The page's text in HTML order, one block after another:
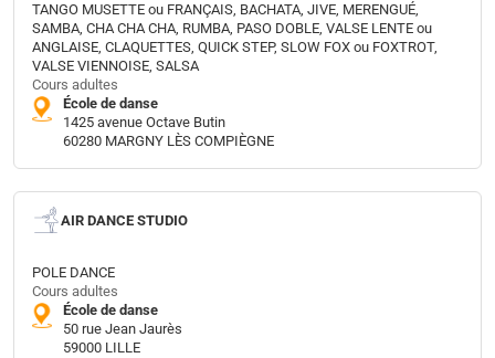
TANGO MUSETTE ou FRANÇAIS, BACHATA, JIVE, MERENGUÉ,
SAMBA, CHA CHA CHA, RUMBA, PASO DOBLE, VALSE LENTE ou
ANGLAISE, CLAQUETTES, QUICK STEP, SLOW FOX ou FOXTROT,
VALSE VIENNOISE, SALSA
Cours adultes
École de danse
1425 avenue Octave Butin
60280 MARGNY LÈS COMPIÈGNE
AIR DANCE STUDIO
POLE DANCE
Cours adultes
École de danse
50 rue Jean Jaurès
59000 LILLE